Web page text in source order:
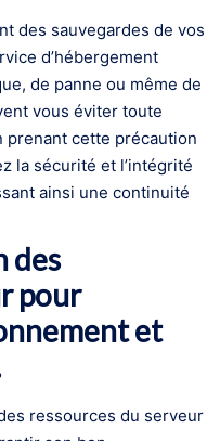
des sauvegardes de vos
d’hébergement
de panne ou même de
vous éviter toute
prenant cette précaution
la sécurité et l’intégrité
ainsi une continuité
des
pour
et
ressources du serveur